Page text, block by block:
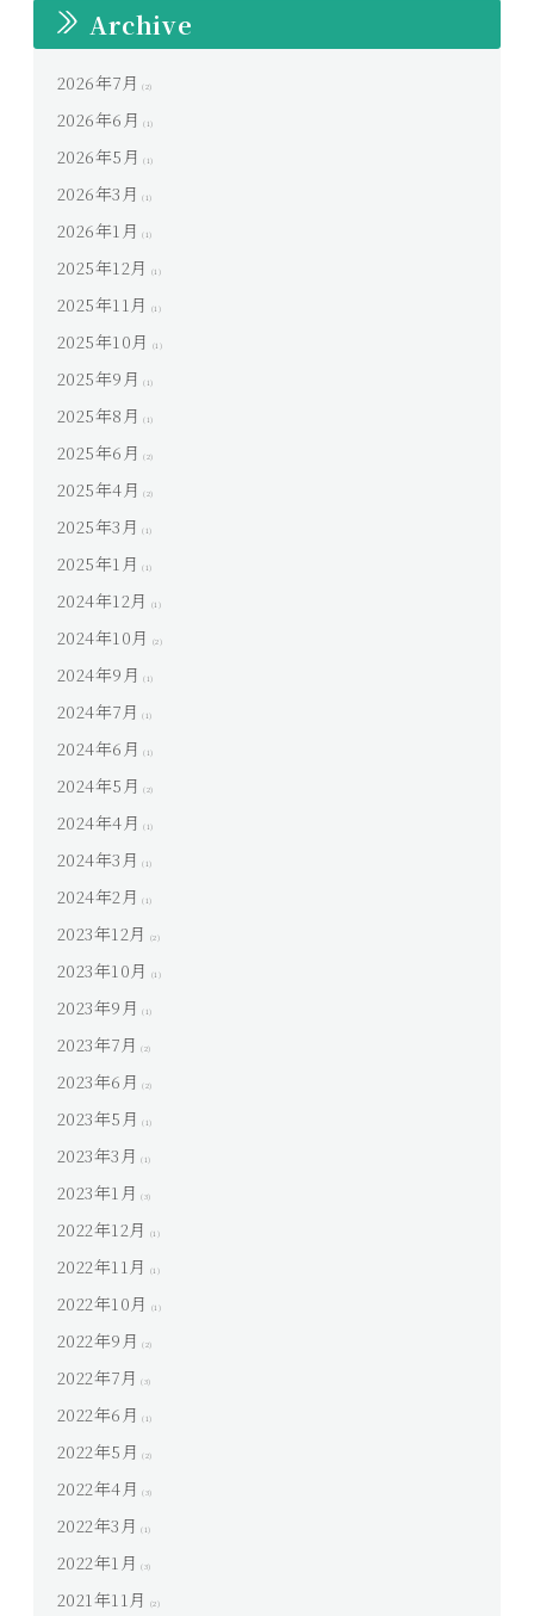
Archive
2026年7月 (2)
2026年6月 (1)
2026年5月 (1)
2026年3月 (1)
2026年1月 (1)
2025年12月 (1)
2025年11月 (1)
2025年10月 (1)
2025年9月 (1)
2025年8月 (1)
2025年6月 (2)
2025年4月 (2)
2025年3月 (1)
2025年1月 (1)
2024年12月 (1)
2024年10月 (2)
2024年9月 (1)
2024年7月 (1)
2024年6月 (1)
2024年5月 (2)
2024年4月 (1)
2024年3月 (1)
2024年2月 (1)
2023年12月 (2)
2023年10月 (1)
2023年9月 (1)
2023年7月 (2)
2023年6月 (2)
2023年5月 (1)
2023年3月 (1)
2023年1月 (3)
2022年12月 (1)
2022年11月 (1)
2022年10月 (1)
2022年9月 (2)
2022年7月 (3)
2022年6月 (1)
2022年5月 (2)
2022年4月 (3)
2022年3月 (1)
2022年1月 (3)
2021年11月 (2)